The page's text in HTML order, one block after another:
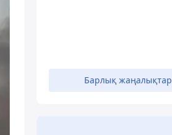
Барлық жаңалықтар